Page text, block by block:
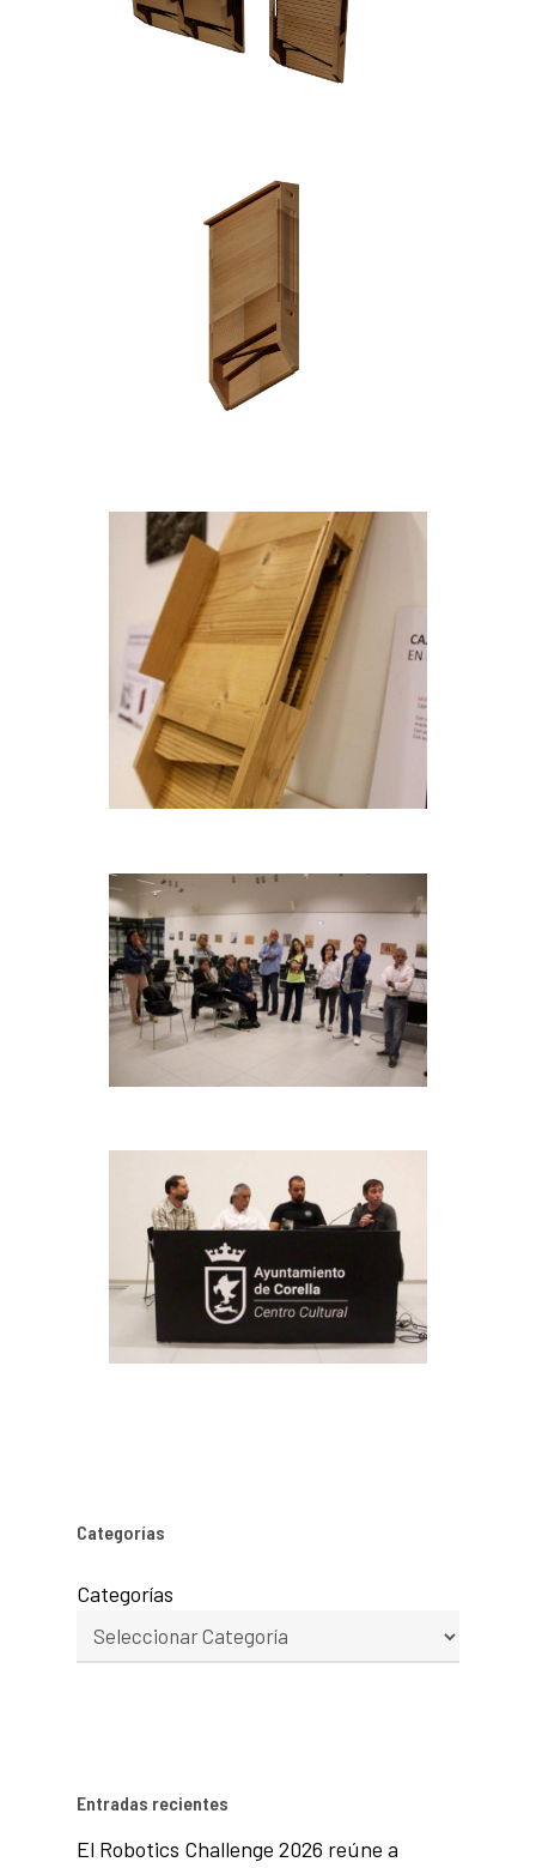
Categorías
Categorías
Entradas recientes
El Robotics Challenge 2026 reúne a